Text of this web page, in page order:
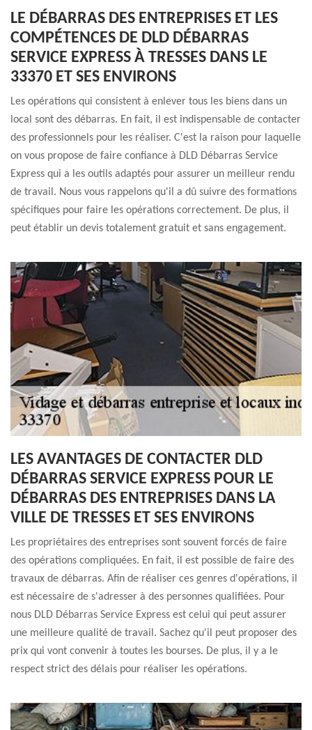
LE DÉBARRAS DES ENTREPRISES ET LES
COMPÉTENCES DE DLD DÉBARRAS
SERVICE EXPRESS À TRESSES DANS LE
33370 ET SES ENVIRONS
Les opérations qui consistent à enlever tous les biens dans un
local sont des débarras. En fait, il est indispensable de contacter
des professionnels pour les réaliser. C'est la raison pour laquelle
on vous propose de faire confiance à DLD Débarras Service
Express qui a les outils adaptés pour assurer un meilleur rendu
de travail. Nous vous rappelons qu'il a dû suivre des formations
spécifiques pour faire les opérations correctement. De plus, il
peut établir un devis totalement gratuit et sans engagement.
LES AVANTAGES DE CONTACTER DLD
DÉBARRAS SERVICE EXPRESS POUR LE
DÉBARRAS DES ENTREPRISES DANS LA
VILLE DE TRESSES ET SES ENVIRONS
Les propriétaires des entreprises sont souvent forcés de faire
des opérations compliquées. En fait, il est possible de faire des
travaux de débarras. Afin de réaliser ces genres d'opérations, il
est nécessaire de s'adresser à des personnes qualifiées. Pour
nous DLD Débarras Service Express est celui qui peut assurer
une meilleure qualité de travail. Sachez qu'il peut proposer des
prix qui vont convenir à toutes les bourses. De plus, il y a le
respect strict des délais pour réaliser les opérations.